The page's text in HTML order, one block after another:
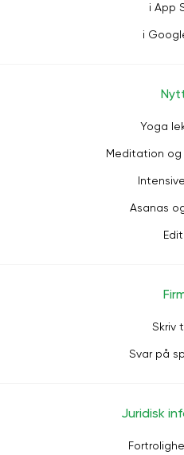
i App
i
Yoga
Meditation
Asanas
Skriv
Svar på
Juridisk